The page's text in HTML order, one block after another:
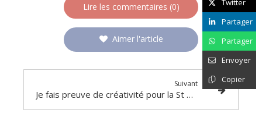
Lire les commentaires (0)
Aimer l'article
Suivant
Je fais preuve de créativité pour la St Valentin !
Twitter
Partager
Partager
Envoyer
Copier